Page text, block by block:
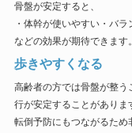
骨盤が安定すると、
・体幹が使いやすい・バ
などの効果が期待できます。
歩きやすくなる
高齢者の方では骨盤が整
行が安定することがありま
転倒予防にもつながるため